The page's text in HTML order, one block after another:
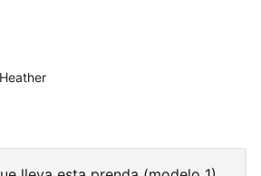
Gray Heather